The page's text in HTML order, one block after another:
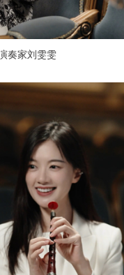
奏家刘雯雯